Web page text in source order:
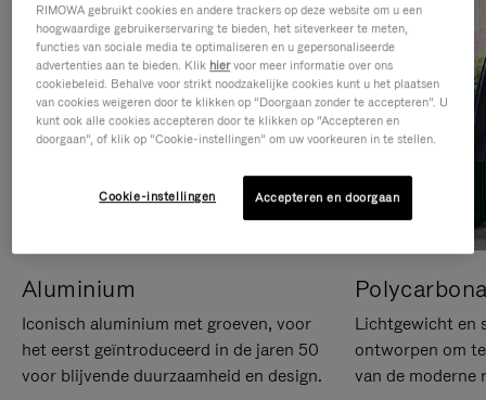
Aluminium
Iconisch aluminium met groeven, voor
het eerst geïntroduceerd in de jaren 50
voor blijvende duurzaamheid en design.
Lichtgewicht en
ontworpen om
van de moderne
RIMOWA gebruikt cookies en andere trackers op deze website om u een
hoogwaardige gebruikerservaring te bieden, het siteverkeer te meten,
functies van sociale media te optimaliseren en u gepersonaliseerde
advertenties aan te bieden. Klik hiervoor meer informatie over ons
cookiebeleid. Behalve voor strikt noodzakelijke cookies kunt u het plaatsen
van cookies weigeren door te klikken op “Doorgaan zonder te accepteren”. U
kunt ook alle cookies accepteren door te klikken op “Accepteren en
doorgaan”, of klik op “Cookie-instellingen” om uw voorkeuren in te stellen.
Cookie-instellingen Accepteren en doorgaan